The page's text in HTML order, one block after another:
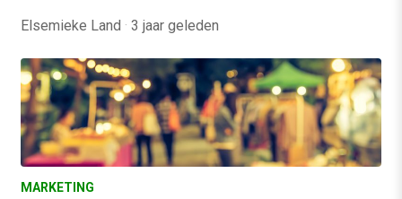
Elsemieke Land · 3 jaar geleden
MARKETING